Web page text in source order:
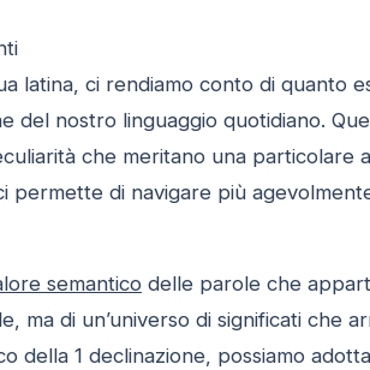
latina, ci rendiamo conto di quanto
del nostro linguaggio quotidiano.
che meritano una particolare
permette di navigare più
semantico delle parole che
ma di un’universo di significati che
della 1 declinazione, possiamo